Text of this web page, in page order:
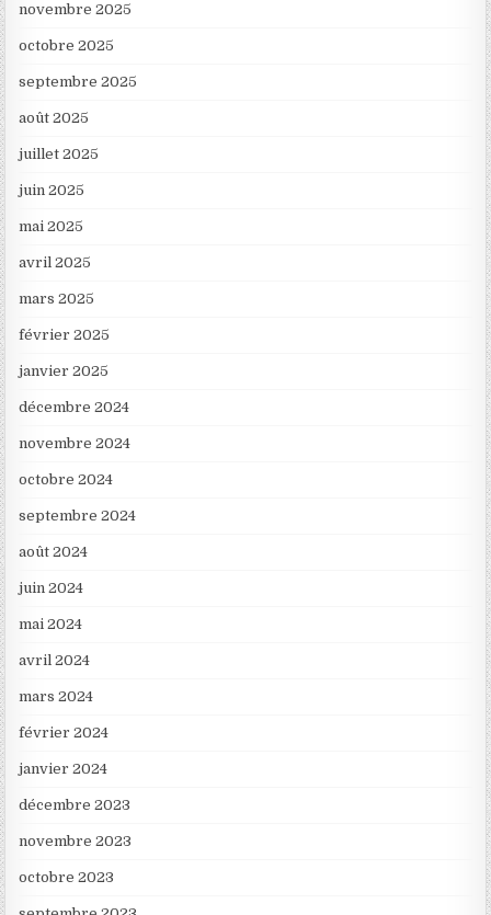
novembre 2025
octobre 2025
septembre 2025
août 2025
juillet 2025
juin 2025
mai 2025
avril 2025
mars 2025
février 2025
janvier 2025
décembre 2024
novembre 2024
octobre 2024
septembre 2024
août 2024
juin 2024
mai 2024
avril 2024
mars 2024
février 2024
janvier 2024
décembre 2023
novembre 2023
octobre 2023